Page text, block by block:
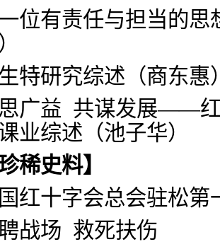
位有责任与担当的
特研究综述（商东惠
广益 共谋发展——红
业综述（池子华）
珍稀史料】
红十字会总会驻松
战场 救死扶伤